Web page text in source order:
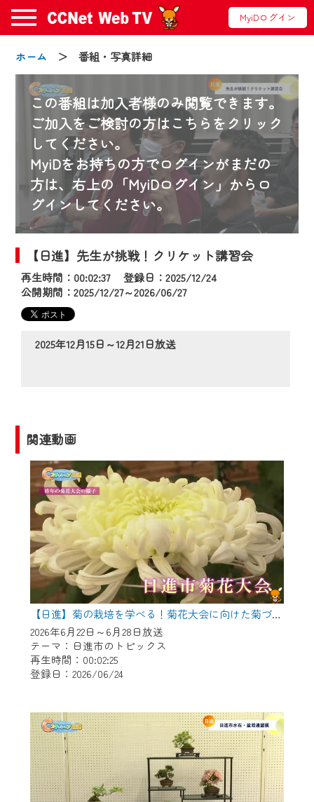
MyiDログイン
ホーム ＞ 番組・写真詳細
この番組は加入者様のみ閲覧できます。
ご加入をご検討の方はこちらをクリック
してください。
MyiDをお持ちの方でログインがまだの
方は、右上の「MyiDログイン」からロ
グインしてください。
【日進】先生が挑戦！クリケット講習会
再生時間：00:02:37 登録日：2025/12/24
公開期間：2025/12/27～2026/06/27
2025年12月15日～12月21日放送
関連動画
【日進】菊の栽培を学べる！菊花大会に向けた菊づくり講習会
2026年6月22日～6月28日放送
テーマ：日進市のトピックス
再生時間：00:02:25
登録日：2026/06/24
お知らせ
2024/09/02
動画配信サービス『CCNet Web TV』は2024
年9月24日からリニューアルします！
【変更点】
◆デザイン変更により、お住まいの地域
の動画コンテンツが一目瞭然。
◆当社アプリやＰＣブラウザから、いつ
でも・どこでも・外出先でも！
2024年9月24日からはご加入者様へのサー
ビス向上のため、
『CCNet Web TV』を利用いただくには、
一部コンテンツを除き、
CCNetサービスへの加入と『CCNetマイ
ページ※』へのログインが必要となりま
す。
何卒、ご理解ご了承の程よろしくお願い
いたします。
※マイページへのログインには、MyIDが必
要となります。
※MyIDとは、CCNet Web TVを含むCCNetの
各種サービスをご利用頂くためのIDです。
で設定できます。
（GmailやYahooなどのフリーメールアドレ
スでも作成可能です）
※マイページへのログイン・MyIDの新規登
録はこちらから